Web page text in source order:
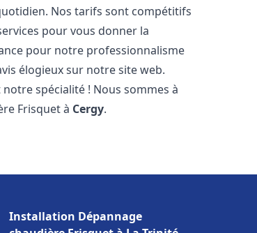
Nos tarifs sont compétitifs
pour vous donner la
pour notre professionnalisme
élogieux sur notre site web.
notre spécialité ! Nous sommes à
Frisquet à Cergy.
Installation Dépannage